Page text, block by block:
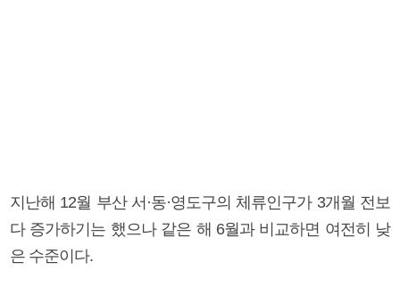
지난해 12월 부산 서·동·영도구의 체류인구가 3개월 전보
다 증가하기는 했으나 같은 해 6월과 비교하면 여전히 낮
은 수준이다.